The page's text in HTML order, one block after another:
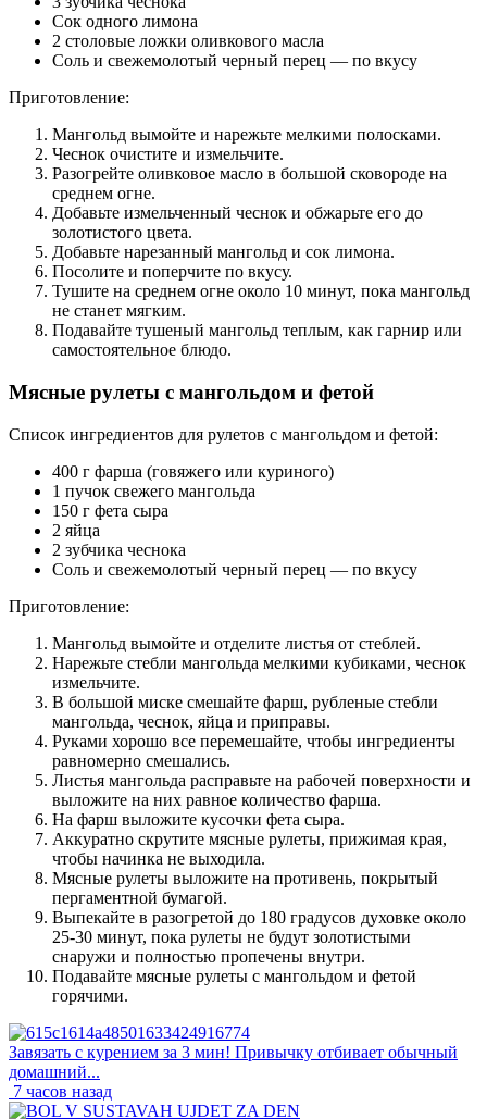
Сок одного лимона
2 столовые ложки оливкового масла
Соль и свежемолотый черный перец — по вкусу
Приготовление:
Мангольд вымойте и нарежьте мелкими полосками.
Чеснок очистите и измельчите.
Разогрейте оливковое масло в большой сковороде на
среднем огне.
Добавьте измельченный чеснок и обжарьте его до
золотистого цвета.
Добавьте нарезанный мангольд и сок лимона.
Посолите и поперчите по вкусу.
Тушите на среднем огне около 10 минут, пока мангольд
не станет мягким.
Подавайте тушеный мангольд теплым, как гарнир или
самостоятельное блюдо.
Мясные рулеты с мангольдом и фетой
Список ингредиентов для рулетов с мангольдом и фетой:
400 г фарша (говяжего или куриного)
1 пучок свежего мангольда
150 г фета сыра
2 яйца
2 зубчика чеснока
Соль и свежемолотый черный перец — по вкусу
Приготовление:
Мангольд вымойте и отделите листья от стеблей.
Нарежьте стебли мангольда мелкими кубиками, чеснок
измельчите.
В большой миске смешайте фарш, рубленые стебли
мангольда, чеснок, яйца и приправы.
Руками хорошо все перемешайте, чтобы ингредиенты
равномерно смешались.
Листья мангольда расправьте на рабочей поверхности и
выложите на них равное количество фарша.
На фарш выложите кусочки фета сыра.
Аккуратно скрутите мясные рулеты, прижимая края,
чтобы начинка не выходила.
Мясные рулеты выложите на противень, покрытый
пергаментной бумагой.
Выпекайте в разогретой до 180 градусов духовке около
25-30 минут, пока рулеты не будут золотистыми
снаружи и полностью пропечены внутри.
Подавайте мясные рулеты с мангольдом и фетой
горячими.
Завязать с курением за 3 мин! Привычку отбивает обычный
домашний...
7 часов назад